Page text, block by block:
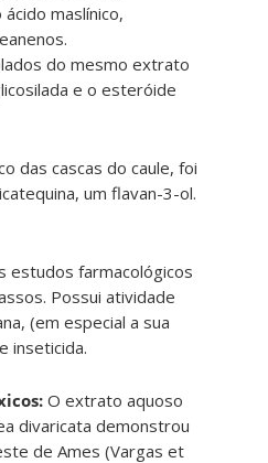
maslínico,
do mesmo extrato
e o esteróide
das cascas do caule, foi
um flavan-3-ol.
estudos farmacológicos
Possui atividade
(em especial a sua
inseticida.
O extrato aquoso
divaricata demonstrou
de Ames (Vargas et